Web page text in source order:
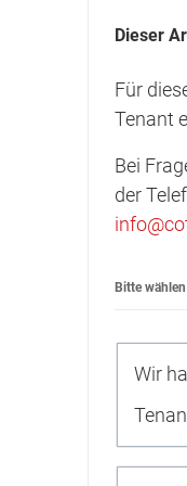
Dieser
Für
Tenant
Bei
der
Bitte
Wir